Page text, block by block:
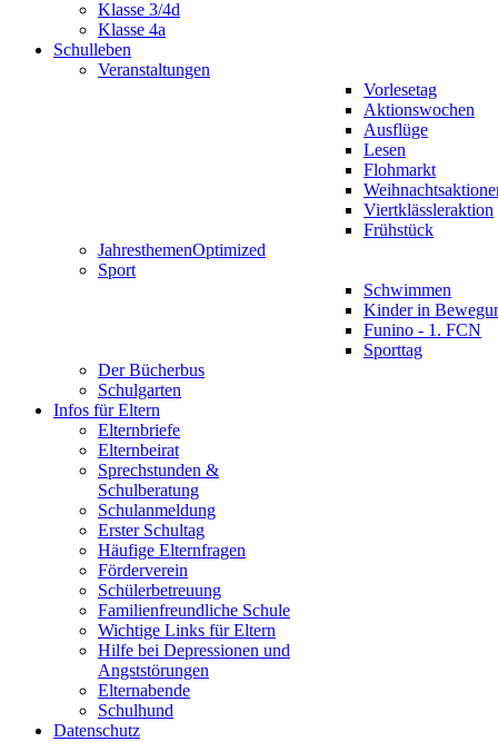
Klasse 3/4d
Klasse 4a
Schulleben
Veranstaltungen
Vorlesetag
Aktionswochen
Ausflüge
Lesen
Flohmarkt
Viertklässleraktion
Frühstück
JahresthemenOptimized
Sport
Schwimmen
Kinder in
Funino - 1. FCN
Sporttag
Der Bücherbus
Schulgarten
Infos für Eltern
Elternbriefe
Elternbeirat
Sprechstunden &
Schulberatung
Schulanmeldung
Erster Schultag
Häufige Elternfragen
Förderverein
Schülerbetreuung
Familienfreundliche Schule
Wichtige Links für Eltern
Hilfe bei Depressionen und
Angststörungen
Elternabende
Schulhund
Datenschutz